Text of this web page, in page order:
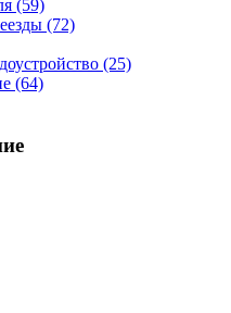
(59)
(72)
(25)
(64)